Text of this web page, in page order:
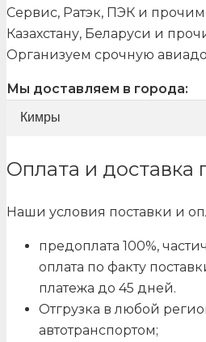
Сервис, Ратэк, ПЭК и
Казахстану, Беларуси и
Организуем срочную
Мы доставляем в города:
Оплата и доставка
Наши условия поставки и
предоплата 100%,
оплата по факту
платежа до 45 дней.
Отгрузка в любой
автотранспортом;